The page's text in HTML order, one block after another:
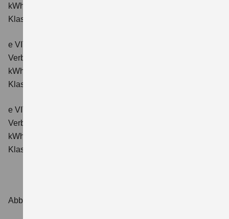
kWh/100km; CO₂-Emissionen kombiniert: 0 g/km; CO₂-
Klasse: A.
e VITARA eAxle Comfort+ (61 kWh-Batterie)
Verbrauchswerte: Energieverbrauch kombiniert: 15,1
kWh/100km; CO₂-Emissionen kombiniert: 0 g/km; CO₂-
Klasse: A.
e VITARA eAxle ALLGRIP-e Comfort+ (61 kWh-Batterie)
Verbrauchswerte: Energieverbrauch kombiniert: 16,6
kWh/100 km; CO₂-Emissionen kombiniert: 0 g/km; CO₂-
Klasse: A.
Abbildungen zeigen Sonderausstattungen.